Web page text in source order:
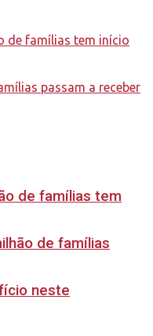
de famílias tem
de famílias
neste